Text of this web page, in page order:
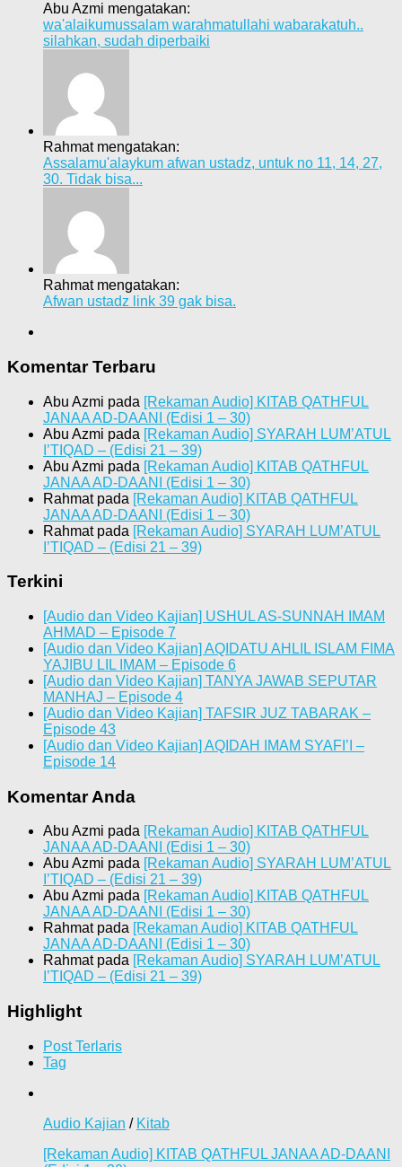
Abu Azmi mengatakan:
wa'alaikumussalam warahmatullahi wabarakatuh..
silahkan, sudah diperbaiki
Rahmat mengatakan:
Assalamu'alaykum afwan ustadz, untuk no 11, 14, 27,
30. Tidak bisa...
Rahmat mengatakan:
Afwan ustadz link 39 gak bisa.
Komentar Terbaru
Abu Azmi pada [Rekaman Audio] KITAB QATHFUL
JANAA AD-DAANI (Edisi 1 – 30)
Abu Azmi pada [Rekaman Audio] SYARAH LUM’ATUL
I’TIQAD – (Edisi 21 – 39)
Abu Azmi pada [Rekaman Audio] KITAB QATHFUL
JANAA AD-DAANI (Edisi 1 – 30)
Rahmatpada [Rekaman Audio] KITAB QATHFUL
JANAA AD-DAANI (Edisi 1 – 30)
Rahmatpada [Rekaman Audio] SYARAH LUM’ATUL
I’TIQAD – (Edisi 21 – 39)
Terkini
[Audio dan Video Kajian] USHUL AS-SUNNAH IMAM
AHMAD – Episode 7
[Audio dan Video Kajian] AQIDATU AHLIL ISLAM FIMA
YAJIBU LIL IMAM – Episode 6
[Audio dan Video Kajian] TANYA JAWAB SEPUTAR
MANHAJ – Episode 4
[Audio dan Video Kajian] TAFSIR JUZ TABARAK –
Episode 43
[Audio dan Video Kajian] AQIDAH IMAM SYAFI’I –
Episode 14
Komentar Anda
Abu Azmi pada [Rekaman Audio] KITAB QATHFUL
JANAA AD-DAANI (Edisi 1 – 30)
Abu Azmi pada [Rekaman Audio] SYARAH LUM’ATUL
I’TIQAD – (Edisi 21 – 39)
Abu Azmi pada [Rekaman Audio] KITAB QATHFUL
JANAA AD-DAANI (Edisi 1 – 30)
Rahmatpada [Rekaman Audio] KITAB QATHFUL
JANAA AD-DAANI (Edisi 1 – 30)
Rahmatpada [Rekaman Audio] SYARAH LUM’ATUL
I’TIQAD – (Edisi 21 – 39)
Highlight
Post Terlaris
Tag
Audio Kajian / Kitab
[Rekaman Audio] KITAB QATHFUL JANAA AD-DAANI